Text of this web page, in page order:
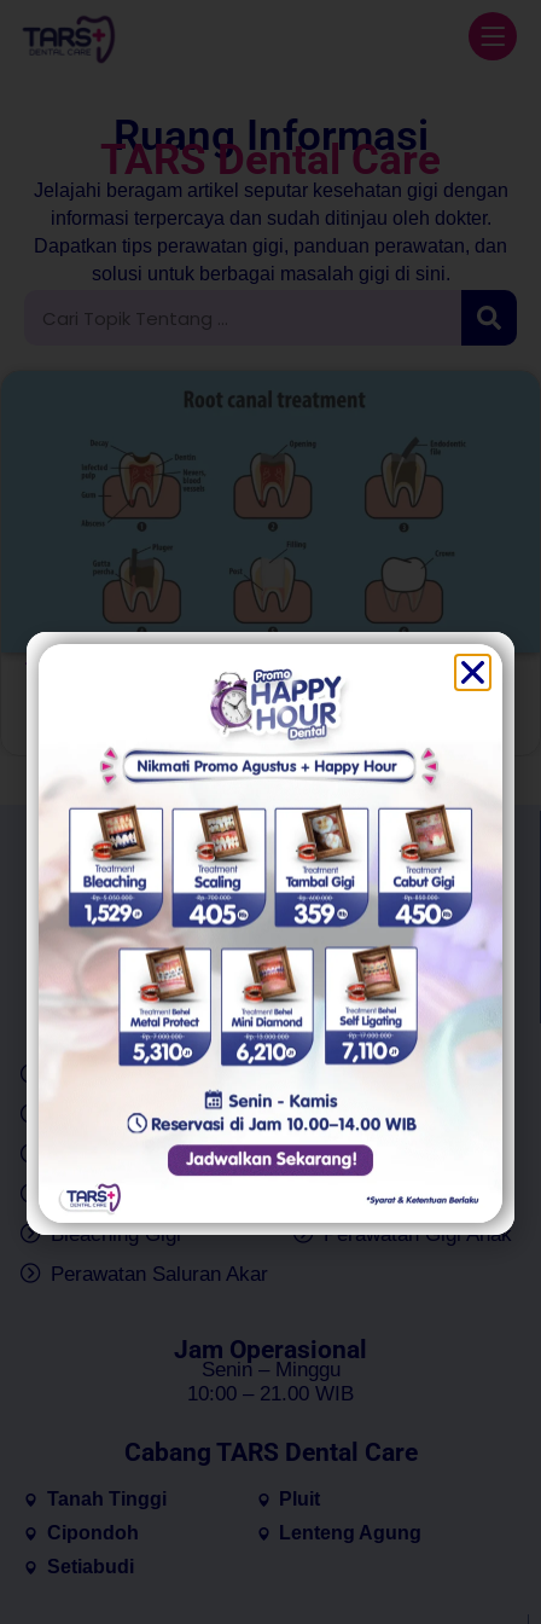
Ruang Informasi
TARS Dental Care
Jelajahi beragam artikel seputar kesehatan gigi dengan
informasi terpercaya dan sudah ditinjau oleh dokter.
Dapatkan tips perawatan gigi, panduan perawatan, dan
solusi untuk berbagai masalah gigi di sini.
Perawatan Saluran Akar Gigi (Root Canal Treatment):
Panduan Lengkap untuk Pasien Pemula
"Trust Your Smile With Us"
Kami berkomitmen untuk memberikan pelayanan berkualitas
untuk semua masalah kesehatan gigi Anda.
Layanan
Scaling Gigi
Behel Gigi
Tambal Gigi
Bleaching Gigi
Perawatan Saluran Akar
Veneer Gigi
Implan Gigi
Gigi Palsu
Perawatan Gigi Anak
Jam Operasional
Senin – Minggu
10:00 – 21.00 WIB
Cabang TARS Dental Care
Tanah Tinggi
Cipondoh
Setiabudi
Pluit
Lenteng Agung